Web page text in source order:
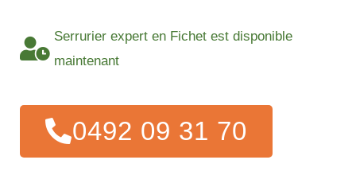
Serrurier expert en Fichet est disponible
maintenant
0492 09 31 70